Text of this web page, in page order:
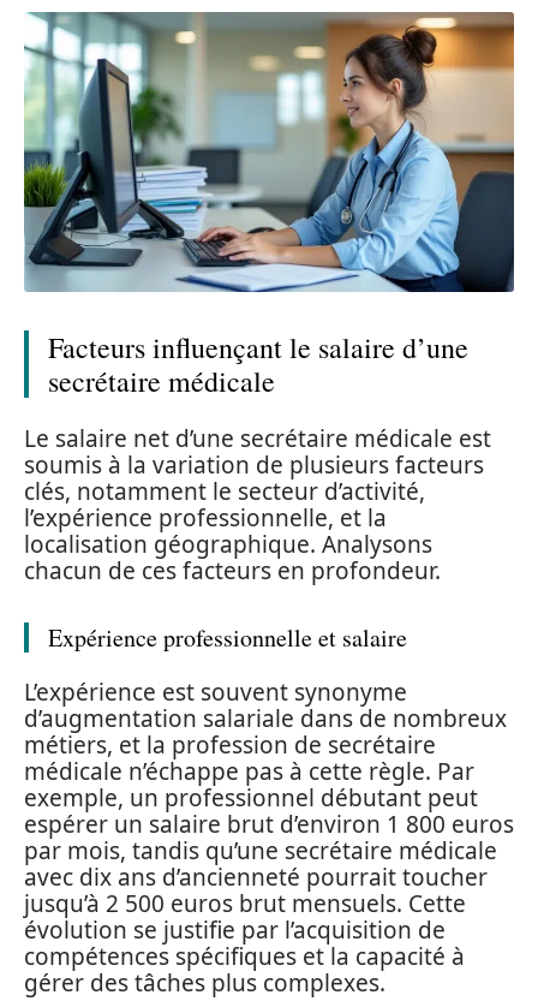
Facteurs influençant le salaire d’une
secrétaire médicale
Le salaire net d’une secrétaire médicale est
soumis à la variation de plusieurs facteurs
clés, notamment le secteur d’activité,
l’expérience professionnelle, et la
localisation géographique. Analysons
chacun de ces facteurs en profondeur.
Expérience professionnelle et salaire
L’expérience est souvent synonyme
d’augmentation salariale dans de nombreux
métiers, et la profession de secrétaire
médicale n’échappe pas à cette règle. Par
exemple, un professionnel débutant peut
espérer un salaire brut d’environ 1 800 euros
par mois, tandis qu’une secrétaire médicale
avec dix ans d’ancienneté pourrait toucher
jusqu’à 2 500 euros brut mensuels. Cette
évolution se justifie par l’acquisition de
compétences spécifiques et la capacité à
gérer des tâches plus complexes.